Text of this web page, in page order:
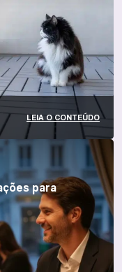
LEIA O CONTEÚDO
para